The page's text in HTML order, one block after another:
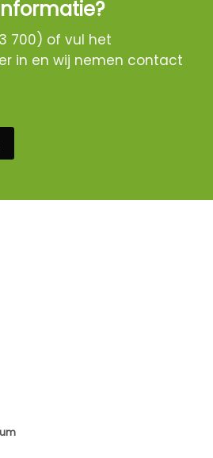
700) of vul het
in en wij nemen contact